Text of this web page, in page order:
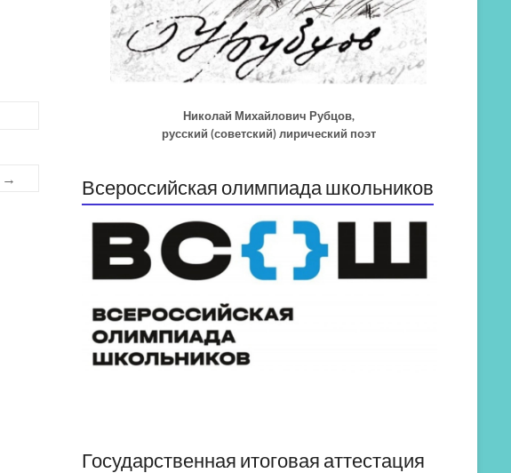
→
Николай Михайлович Рубцов,
русский (советский) лирический поэт
Всероссийская олимпиада школьников
Государственная итоговая аттестация